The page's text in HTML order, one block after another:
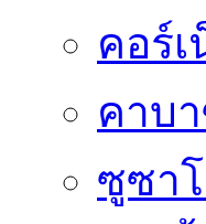
คอร์เ
คาบ
ซูซา